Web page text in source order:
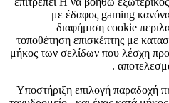
με έδαφος gaming
διαφήμιση cookie
τοποθέτηση επισκέπτης με
μήκος των σελίδων που λέσχη
Υποστήριξη επιλογή παραδοχή